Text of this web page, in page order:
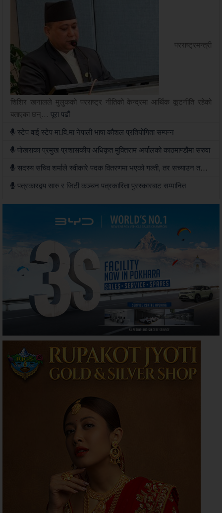
परराष्ट्रमन्त्री
शिशिर खनालले मुलुकको परराष्ट्र नीतिको केन्द्रमा आर्थिक कूटनीति रहेको
बताएका छन्… पूरा पढौं
स्टेप वाई स्टेप मा.वि.मा नेपाली भाषा कौशल प्रतियोगिता सम्पन्न
पोखराका प्रमुख प्रशासकीय अधिकृत मुक्तिराम अर्यालको काठमाण्डौंमा सरुवा
सदस्य सचिव शर्माले स्वीकारे पदक वितरणमा भएको गल्ती, तर सच्याउन तयार भएनन्
पत्रकारद्वय सारु र जिटी कञ्चन पत्रकारिता पुरस्कारबाट सम्मानित